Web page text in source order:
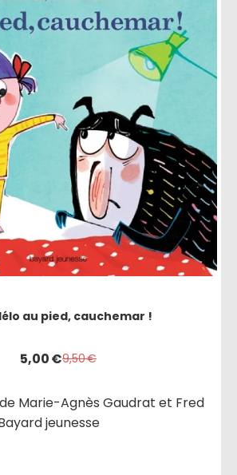
au pied, cauchemar !
5,00€9,50€
Marie-Agnès Gaudrat et Fred
jeunesse